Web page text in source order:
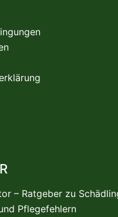
– Ratgeber zu
Pflegefehlern